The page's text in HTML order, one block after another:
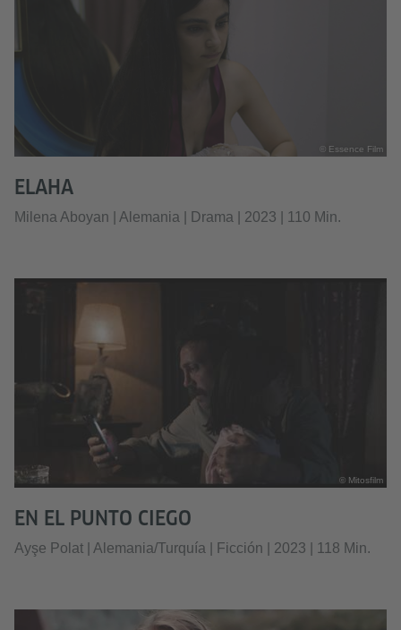
© Essence Film
ELAHA
Milena Aboyan | Alemania | Drama | 2023 | 110 Min.
© Mitosfilm
EN EL PUNTO CIEGO
Ayşe Polat | Alemania/Turquía | Ficción | 2023 | 118 Min.